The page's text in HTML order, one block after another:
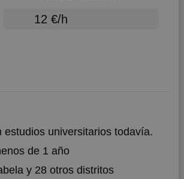
12 €/h
estudios universitarios todavía.
de 1 año
y 28 otros distritos